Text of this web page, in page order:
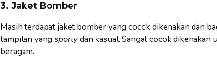
3. Jaket Bomber
Masih terdapat jaket bomber yang cocok dikenakan dan
tampilan yang sportydan kasual. Sangat cocok
beragam.